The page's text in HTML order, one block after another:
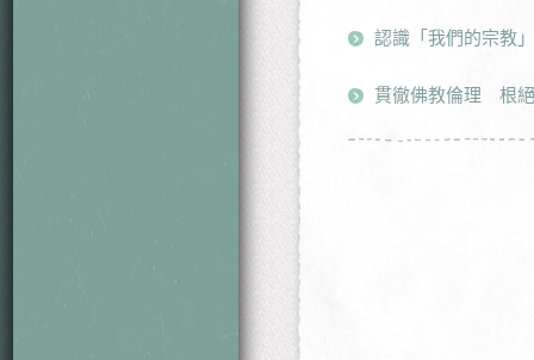
認識「我們的宗教
貫徹佛教倫理 根